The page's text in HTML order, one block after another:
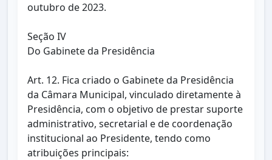
outubro de 2023.
Seção IV
Do Gabinete da Presidência
Art. 12. Fica criado o Gabinete da Presidência
da Câmara Municipal, vinculado diretamente à
Presidência, com o objetivo de prestar suporte
administrativo, secretarial e de coordenação
institucional ao Presidente, tendo como
atribuições principais: